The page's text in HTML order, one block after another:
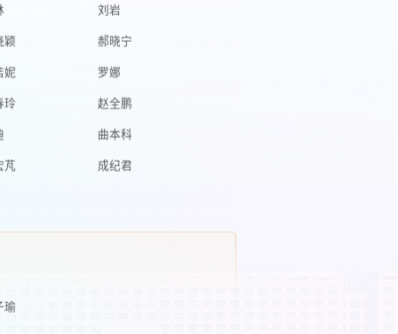
郝晓宁
妮
罗娜
玲
赵全鹏
曲本科
成纪君